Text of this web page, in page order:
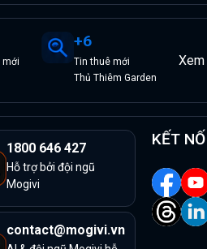
mới
+6
Tinthuê mới
Thủ Thiêm Garden
1800 646 427
Hỗ trợ bởi đội ngũ
Mogivi
contact@mogivi.vn
KẾT